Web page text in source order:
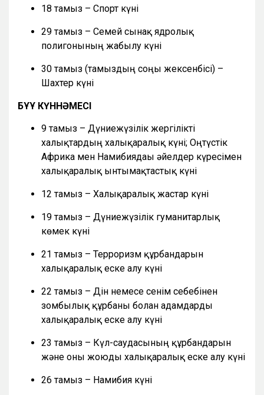
18 тамыз – Спорт күні
29 тамыз – Семей сынақ ядролық
полигонының жабылу күні
30 тамыз (тамыздың соңғы жексенбісі) –
Шахтер күні
БҰҰ КҮННӘМЕСІ
9 тамыз – Дүниежүзілік жергілікті
халықтардың халықаралық күні; Оңтүстік
Африка мен Намибиядағы әйелдер күресімен
халықаралық ынтымақтастық күні
12 тамыз – Халықаралық жастар күні
19 тамыз – Дүниежүзілік гуманитарлық
көмек күні
21 тамыз – Терроризм құрбандарын
халықаралық еске алу күні
22 тамыз – Дін немесе сенім себебінен
зомбылық құрбаны болған адамдарды
халықаралық еске алу күні
23 тамыз – Күл-саудасының құрбандарын
және оны жоюды халықаралық еске алу күні
26 тамыз – Намибия күні